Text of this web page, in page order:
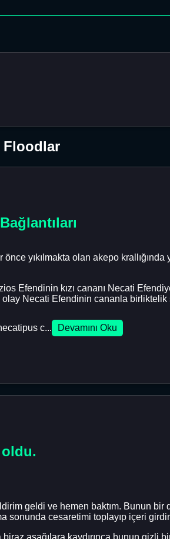
Floodlar
yıkılmakta olan akepo
Efendinin kızı cananı Necati
Necati Efendinin cananla birliktelik
c... Devamını Oku
geldi ve hemen baktım. Bunun bir
sonunda cesaretimi toplayıp içeri
aşağılara kaydırınca bunun gizli